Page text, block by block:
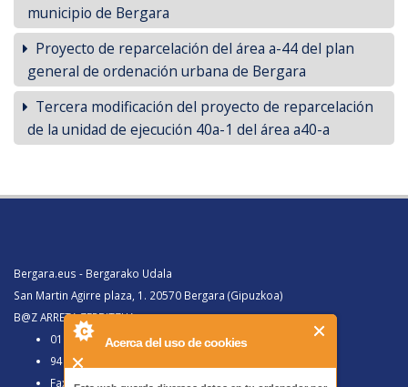
Acerca del uso de cookies
municipio de Bergara
Proyecto de reparcelación del área a-44 del plan
general de ordenación urbana de Bergara
Tercera modificación del proyecto de reparcelación
de la unidad de ejecución 40a-1 del área a40-a
Bergara.eus - Bergarako Udala
San Martin Agirre plaza, 1. 20570 Bergara (Gipuzkoa)
B@Z ARRETA ZERBITZUA:
010, Bergaratik deituz gero
943 77 91 00, Bergaraz kanpotik deituz gero
Faxa 943 77 91 63